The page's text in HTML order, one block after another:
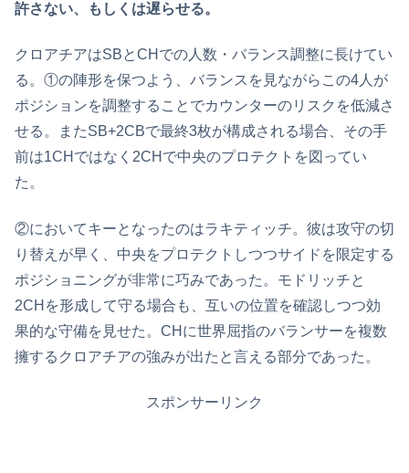
許さない、もしくは遅らせる。
クロアチアはSBとCHでの人数・バランス調整に長けてい
る。①の陣形を保つよう、バランスを見ながらこの4人が
ポジションを調整することでカウンターのリスクを低減さ
せる。またSB+2CBで最終3枚が構成される場合、その手
前は1CHではなく2CHで中央のプロテクトを図ってい
た。
②においてキーとなったのはラキティッチ。彼は攻守の切
り替えが早く、中央をプロテクトしつつサイドを限定する
ポジショニングが非常に巧みであった。モドリッチと
2CHを形成して守る場合も、互いの位置を確認しつつ効
果的な守備を見せた。CHに世界屈指のバランサーを複数
擁するクロアチアの強みが出たと言える部分であった。
スポンサーリンク